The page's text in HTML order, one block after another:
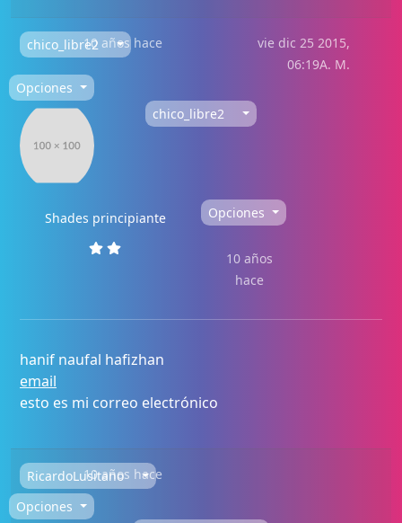
chico_libre210 años hace
vie dic 25 2015,
06:19A. M.
Opciones
chico_libre2
Shades principiante Opciones
10 años
hace
hanif naufal hafizhan
email
esto es mi correo electrónico
RicardoLusitano10 años hace
Opciones